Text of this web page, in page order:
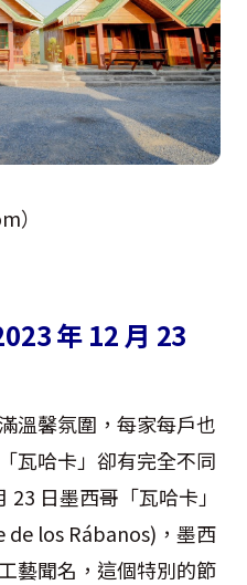
）
年 12 月 23
溫馨氛圍，每家每戶也
瓦哈卡」卻有完全不同
日墨西哥「瓦哈卡」
de los Rábanos)，墨西
藝聞名，這個特別的節